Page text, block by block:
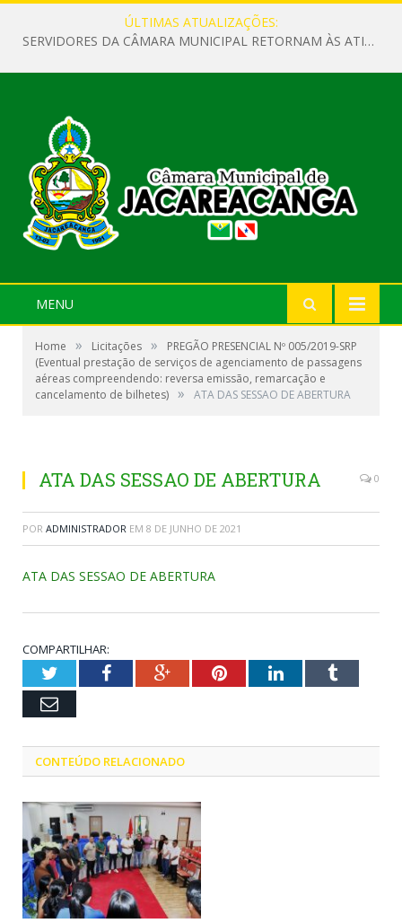
ÚLTIMAS ATUALIZAÇÕES:
SERVIDORES DA CÂMARA MUNICIPAL RETORNAM ÀS ATIVIDADES APÓS O RECESSO PARLAMENTAR
MENU
Home » Licitações »
PREGÃO PRESENCIAL Nº 005/2019-SRP
(Eventual prestação de serviços de agenciamento de passagens
aéreas compreendendo: reversa emissão, remarcação e
cancelamento de bilhetes) » ATA DAS SESSAO DE ABERTURA
ATA DAS SESSAO DE ABERTURA 0
POR ADMINISTRADOR EM 8 DE JUNHO DE 2021
ATA DAS SESSAO DE ABERTURA
COMPARTILHAR:
TwitterFacebookGoogle+PinterestLinkedInTumblr
Email
CONTEÚDO RELACIONADO